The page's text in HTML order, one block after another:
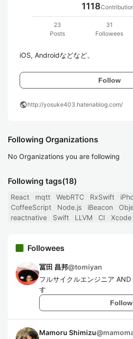
1118
23
Posts
31
Followees
iOS, Androidなどなど。
Follow
publichttp://yosuke403.hatenablog.com/
Following Organizations
No Organizations you are following
Following tags(18)
React mqtt WebRTC RxSwift
CoffeeScript
Node.js iBeacon
reactnative
Swift LLVM CI Xcode
Followees
冨田 昌邦@tomiyan
フルサイクルエンジニア
す
Follow
Mamoru Shimizu@